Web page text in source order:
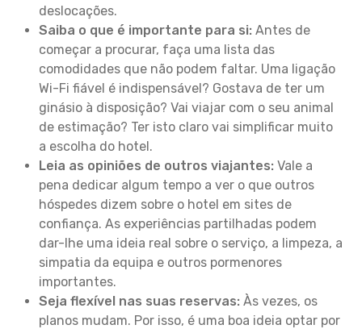
deslocações.
Saiba o que é importante para si: Antes de
começar a procurar, faça uma lista das
comodidades que não podem faltar. Uma ligação
Wi-Fi fiável é indispensável? Gostava de ter um
ginásio à disposição? Vai viajar com o seu animal
de estimação? Ter isto claro vai simplificar muito
a escolha do hotel.
Leia as opiniões de outros viajantes: Vale a
pena dedicar algum tempo a ver o que outros
hóspedes dizem sobre o hotel em sites de
confiança. As experiências partilhadas podem
dar-lhe uma ideia real sobre o serviço, a limpeza, a
simpatia da equipa e outros pormenores
importantes.
Seja flexível nas suas reservas: Às vezes, os
planos mudam. Por isso, é uma boa ideia optar por